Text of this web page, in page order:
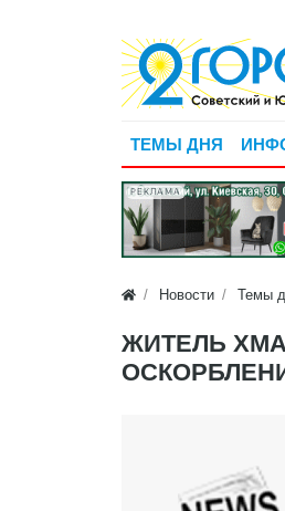
ТЕМЫ ДНЯ
РЕКЛАМА
Новости Темы
ЖИТЕЛЬ